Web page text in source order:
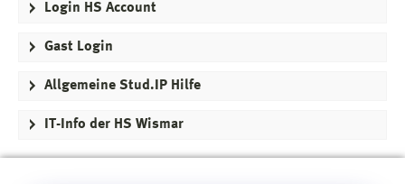
Login HS Account
Gast Login
Allgemeine Stud.IP Hilfe
IT-Info der HS Wismar